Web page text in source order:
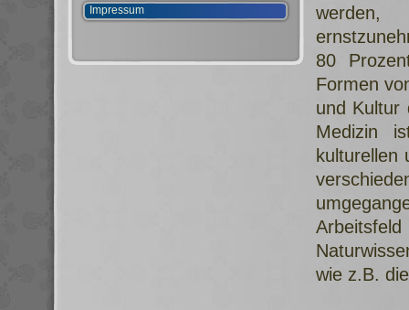
werden,
80
Formen
und Kultur
Medizin
kulturellen
wie z.B.
Impressum